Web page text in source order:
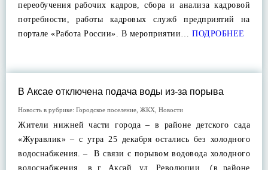
переобучения рабочих кадров, сбора и анализа кадровой
потребности, работы кадровых служб предприятий на
портале «Работа России». В мероприятии… ПОДРОБНЕЕ
В Аксае отключена подача воды из-за порыва
Новость в рубрике: Городское поселение ЖКХ Новости
Жители нижней части города – в районе детского сада
«Журавлик» – с утра 25 декабря остались без холодного
водоснабжения. – В связи с порывом водовода холодного
водоснабжения в г. Аксай, ул. Революции (в районе